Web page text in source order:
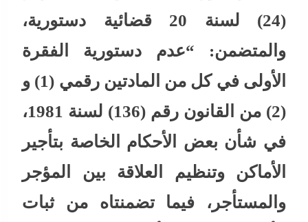
(24) لسنة 20 قضائية دستورية،
والمتضمن: “عدم دستورية الفقرة
الأولى في كل من المادتين رقمي (1) و
(2) من القانون رقم (136) لسنة 1981،
في شأن بعض الأحكام الخاصة بتأجير
الأماكن وتنظيم العلاقة بين المؤجر
والمستأجر، فيما تضمنتاه من ثبات